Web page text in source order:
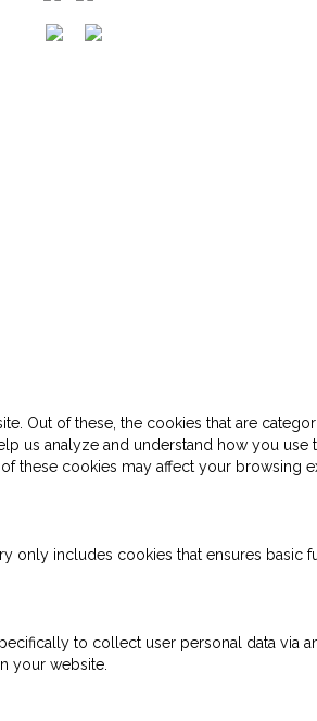
Out of these, the cookies that are
us analyze and understand how you
these cookies may affect your browsing
includes cookies that ensures basic
to collect user personal data via
your website.